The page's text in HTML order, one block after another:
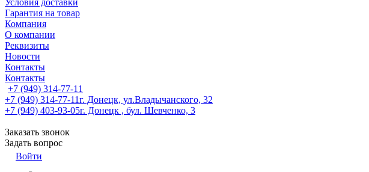
Условия доставки
Гарантия на товар
Компания
О компании
Реквизиты
Новости
Контакты
Контакты
+7 (949) 314-77-11
+7 (949) 314-77-11г. Донецк, ул.Владычанского, 32
+7 (949) 403-93-05г. Донецк , бул. Шевченко, 3
Заказать звонок
Задать вопрос
Войти